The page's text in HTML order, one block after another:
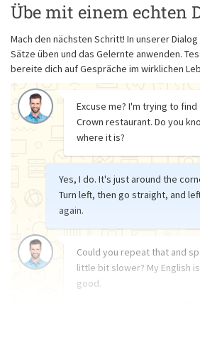
Übe mit einem echten
Mach den nächsten Schritt! In unserer
Sätze üben und das Gelernte anwenden.
bereite dich auf Gespräche im wirklichen
Excuse me? I'm trying to find
Crown restaurant. Do you
where it is?
Yes, I do. It's just around the
Turn left, then go straight, and
again.
Could you repeat that and
little bit slower? My English
good.